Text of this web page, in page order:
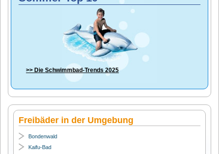
>> DieSchwimmbad-Trends 2025
Freibäder in der Umgebung
Bondenwald
Kaifu-Bad